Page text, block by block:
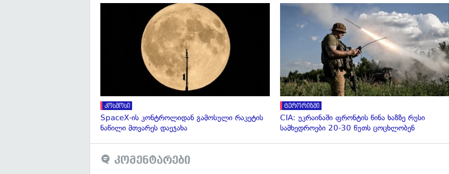
კოსმოსი
SpaceX-ის კონტროლიდან გამოსული რაკეტის
ნაწილი მთვარეს დაეჯახა
ტერორიზმი
CIA: უკრაინაში ფრონტის წინა ხაზზე რუსი
სამხედროები 20-30 წუთს ცოცხლობენ
კომენტარები